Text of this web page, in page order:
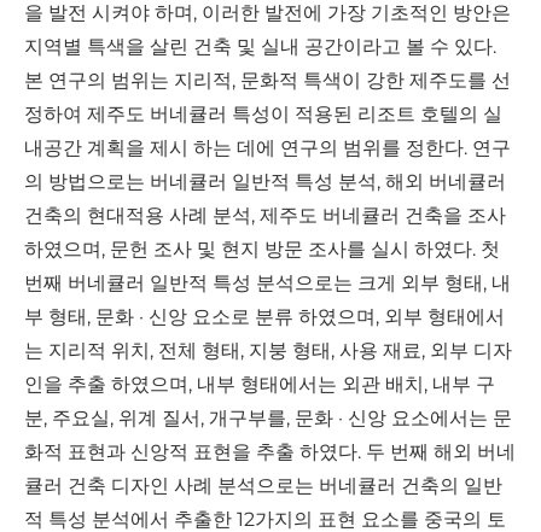
을 발전 시켜야 하며, 이러한 발전에 가장 기초적인 방안은
지역별 특색을 살린 건축 및 실내 공간이라고 볼 수 있다.
본 연구의 범위는 지리적, 문화적 특색이 강한 제주도를 선
정하여 제주도 버네큘러 특성이 적용된 리조트 호텔의 실
내공간 계획을 제시 하는 데에 연구의 범위를 정한다. 연구
의 방법으로는 버네큘러 일반적 특성 분석, 해외 버네큘러
건축의 현대적용 사례 분석, 제주도 버네큘러 건축을 조사
하였으며, 문헌 조사 및 현지 방문 조사를 실시 하였다. 첫
번째 버네큘러 일반적 특성 분석으로는 크게 외부 형태, 내
부 형태, 문화 · 신앙 요소로 분류 하였으며, 외부 형태에서
는 지리적 위치, 전체 형태, 지붕 형태, 사용 재료, 외부 디자
인을 추출 하였으며, 내부 형태에서는 외관 배치, 내부 구
분, 주요실, 위계 질서, 개구부를, 문화 · 신앙 요소에서는 문
화적 표현과 신앙적 표현을 추출 하였다. 두 번째 해외 버네
큘러 건축 디자인 사례 분석으로는 버네큘러 건축의 일반
적 특성 분석에서 추출한 12가지의 표현 요소를 중국의 토